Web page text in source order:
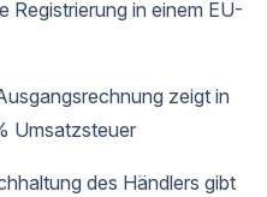
Registrierung in einem EU-
zeigt in
Umsatzsteuer
des Händlers gibt